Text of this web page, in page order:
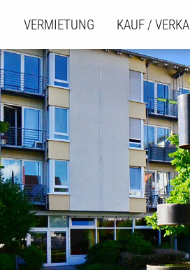
VERMIETUNG KAUF /